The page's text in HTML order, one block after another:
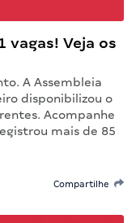
vagas! Veja os
A Assembleia
disponibilizou o
Acompanhe
mais de 85
Compartilhe